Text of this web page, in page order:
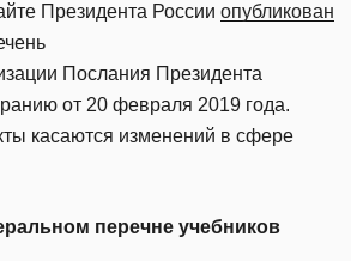
Президента России опубликован
Послания Президента
от 20 февраля 2019 года.
касаются изменений в сфере
перечне учебников